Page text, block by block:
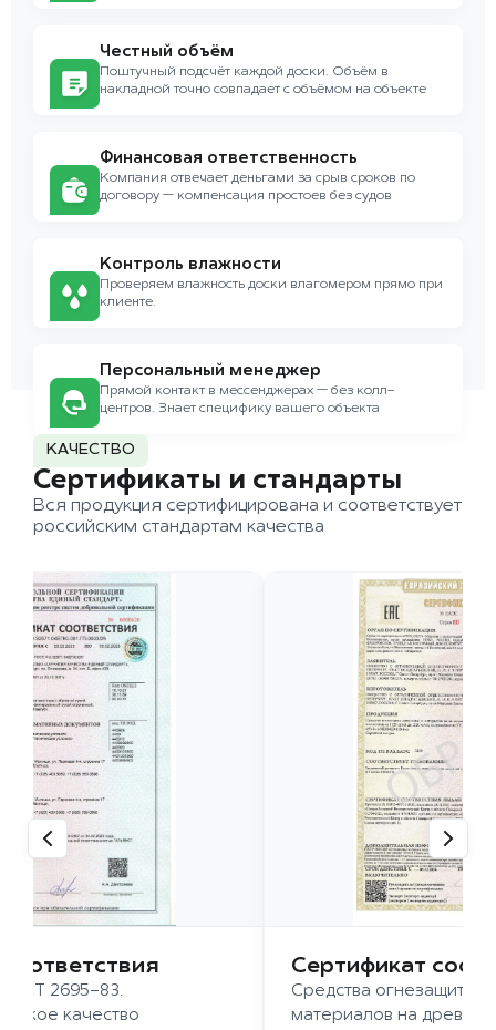
Честный объём
Поштучный подсчёт каждой доски. Объём в
накладной точно совпадает с объёмом на объекте
Финансовая ответственность
Компания отвечает деньгами за срыв сроков по
договору — компенсация простоев без судов
Контроль влажности
Проверяем влажность доски влагомером прямо при
клиенте.
Персональный менеджер
Прямой контакт в мессенджерах — без колл-
центров. Знает специфику вашего объекта
КАЧЕСТВО
Сертификаты и стандарты
Вся продукция сертифицирована и соответствует
российским стандартам качества
2695-83.
качество
Сертификат
Средства огнезащиты
материалов на